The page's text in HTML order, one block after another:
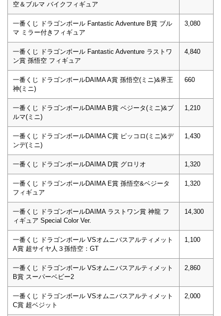
空＆ブルマ バイクフィギュア
一番くじ ドラゴンボール Fantastic Adventure B賞 ブル
マ ミラー付きフィギュア
3,080
一番くじ ドラゴンボール Fantastic Adventure ラストワ
ン賞 孫悟空 フィギュア
4,840
一番くじ ドラゴンボールDAIMA A賞 孫悟空(ミニ)&界王
神(ミニ)
660
一番くじ ドラゴンボールDAIMA B賞 ベジータ(ミニ)&ブ
ルマ(ミニ)
1,210
一番くじ ドラゴンボールDAIMA C賞 ピッコロ(ミニ)&デ
ンデ(ミニ)
1,430
一番くじ ドラゴンボールDAIMA D賞 グロリオ 1,320
一番くじ ドラゴンボールDAIMA E賞 孫悟空&ベジータ
フィギュア
1,320
一番くじ ドラゴンボールDAIMA ラストワン賞 神龍 フ
ィギュア Special Color Ver.
14,300
一番くじ ドラゴンボール VSオムニバスアルティメット
A賞 超サイヤ人３孫悟空：GT
1,100
一番くじ ドラゴンボール VSオムニバスアルティメット
B賞 スーパーベビー2
2,860
一番くじ ドラゴンボール VSオムニバスアルティメット
C賞 超ベジット
2,000